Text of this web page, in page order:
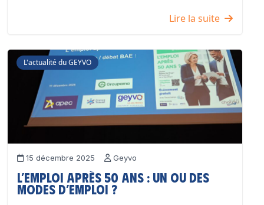
Lire la suite
L'actualité du GEYVO
15 décembre 2025 Geyvo
L’emploi après 50 ans : un ou des
modes d’emploi ?